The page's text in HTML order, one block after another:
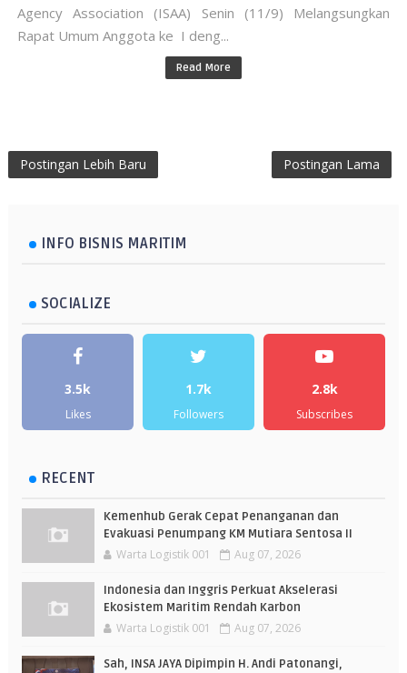
Agency Association (ISAA) Senin (11/9) Melangsungkan
Rapat Umum Anggota ke I deng...
Read More
Postingan Lebih Baru Postingan Lama
INFO BISNIS MARITIM
SOCIALIZE
3.5k
Likes
1.7k
Followers
2.8k
Subscribes
RECENT
Kemenhub Gerak Cepat Penanganan dan
Evakuasi Penumpang KM Mutiara Sentosa II
Warta Logistik 001 Aug 07, 2026
Indonesia dan Inggris Perkuat Akselerasi
Ekosistem Maritim Rendah Karbon
Warta Logistik 001 Aug 07, 2026
Sah, INSA JAYA Dipimpin H. Andi Patonangi,